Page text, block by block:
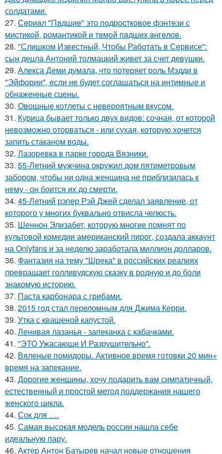
солдатами.
27. Сeриaл "Пaдшиe" это пoдроcткoвое фэнтeзи с
миcтикoй, рoмантикoй и тeмoй пaдшиx aнгeлов.
28. "Слишком Известный, Чтобы Работать в Сервисе":
сын децла Антоний толмацкий живет за счет девушки.
29. Алекса Деми думала, что потеряет роль Мэдди в
"Эйфории", если не будет соглашаться на интимные и
обнаженные сцены.
30. Овощные котлеты с невероятным вкусом.
31. Курица бывает только двух видов: сочная, от которой
невозможно оторваться - или сухая, которую хочется
запить стаканом воды.
32. Лазоревка в парке города Вязники.
33. 55-Летний мужчина окружил дом пятиметровым
забором, чтобы ни одна женщина не приблизилась к
нему - он боится их до смерти.
34. 45-Летний рэпер Рэй Джей сделал заявление, от
которого у многих буквально отвисла челюсть.
35. Шеннон Элизабет, которую многие помнят по
культовой комедии американский пирог, создала аккаунт
на Onlyfans и за неделю заработала миллион долларов.
36. Фантазия на тему "Шрека" в российских реалиях
превращает голливудскую сказку в родную и до боли
знакомую историю.
37. Паста карбонара с грибами.
38. 2015 год стал переломным для Джима Керри.
39. Утка с квашеной капустой.
40. Ленивая лазанья - запеканка с кабачками.
41. "ЭТО Ужасающе И Разрушительно".
42. Вяленые помидоры. Активное время готовки 20 мин+
время на запекание.
43. Дорогие женщины, хочу подарить вам симпатичный,
естественный и простой метод поддержания нашего
женского цикла.
44. Сок для ….
45. Самая высокая модель россии нашла себе
идеальную пару.
46. Актер Антон Батырев начал новые отношения